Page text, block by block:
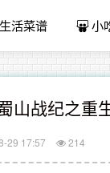
活菜谱 小
山战纪之重
29 17:57 214